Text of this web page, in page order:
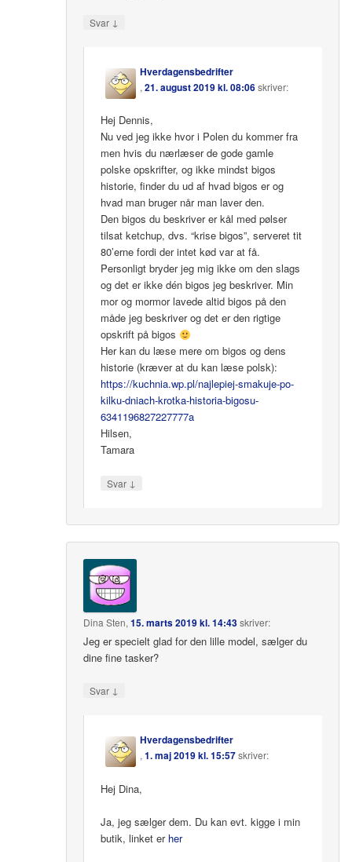
Svar ↓
Hverdagensbedrifter
,21. august 2019 kl. 08:06skriver:
Hej Dennis,
Nu ved jeg ikke hvor i Polen du kommer fra
men hvis du nærlæser de gode gamle
polske opskrifter, og ikke mindst bigos
historie, finder du ud af hvad bigos er og
hvad man bruger når man laver den.
Den bigos du beskriver er kål med pølser
tilsat ketchup, dvs. “krise bigos”, serveret tit
80’erne fordi der intet kød var at få.
Personligt bryder jeg mig ikke om den slags
og det er ikke dén bigos jeg beskriver. Min
mor og mormor lavede altid bigos på den
måde jeg beskriver og det er den rigtige
opskrift på bigos
Her kan du læse mere om bigos og dens
historie (kræver at du kan læse polsk):
https://kuchnia.wp.pl/najlepiej-smakuje-po-
kilku-dniach-krotka-historia-bigosu-
6341196827227777a
Hilsen,
Tamara
Svar ↓
Dina Sten,15. marts 2019 kl. 14:43skriver:
Jeg er specielt glad for den lille model, sælger du
dine fine tasker?
Svar ↓
Hverdagensbedrifter
,1. maj 2019 kl. 15:57skriver:
Hej Dina,
Ja, jeg sælger dem. Du kan evt. kigge i min
butik, linket er her